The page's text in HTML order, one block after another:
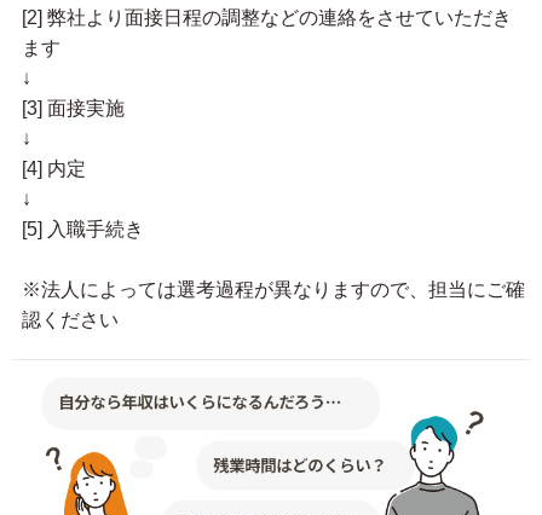
[2] 弊社より面接日程の調整などの連絡をさせていただき
ます
↓
[3] 面接実施
↓
[4] 内定
↓
[5] 入職手続き
※法人によっては選考過程が異なりますので、担当にご確
認ください